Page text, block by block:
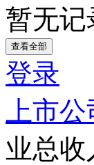
暂无记
查看全部
登录
上市
业总收